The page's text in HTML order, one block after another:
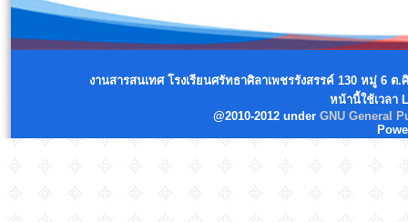
งานสารสนเทศ โรงเรียนศรัทธาศิลาเพชรรังสรรค์ 130 หมู่ 6
หน้านี้ใช้เวลา
@2010-2012 under GNU General